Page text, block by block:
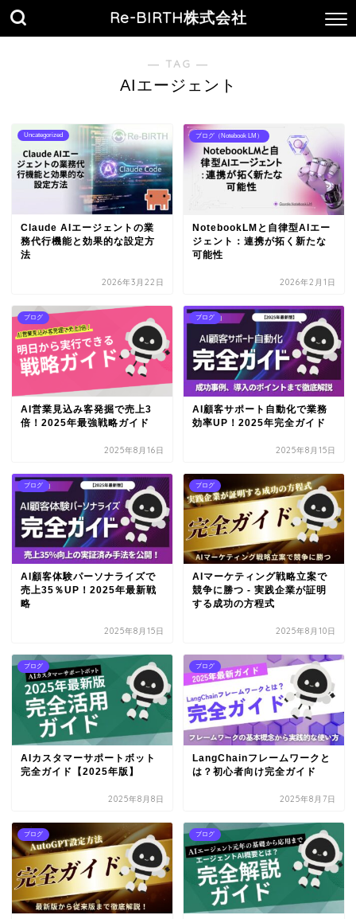
Re-BIRTH株式会社
― TAG ―
AIエージェント
Uncategorized
Claude AIエージェントの業
務代行機能と効果的な設定方
法
2026年3月22日
ブログ（Notebook LM）
NotebookLMと自律型AIエー
ジェント：連携が拓く新たな
可能性
2026年2月1日
ブログ
AI営業見込み客発掘で売上3
倍！2025年最強戦略ガイド
2025年8月16日
ブログ
AI顧客サポート自動化で業務
効率UP！2025年完全ガイド
2025年8月15日
ブログ
AI顧客体験パーソナライズで
売上35％UP！2025年最新戦
略
2025年8月15日
ブログ
AIマーケティング戦略立案で
競争に勝つ - 実践企業が証明
する成功の方程式
2025年8月10日
ブログ
AIカスタマーサポートボット
完全ガイド【2025年版】
2025年8月8日
ブログ
LangChainフレームワークと
は？初心者向け完全ガイド
2025年8月7日
ブログ ブログ